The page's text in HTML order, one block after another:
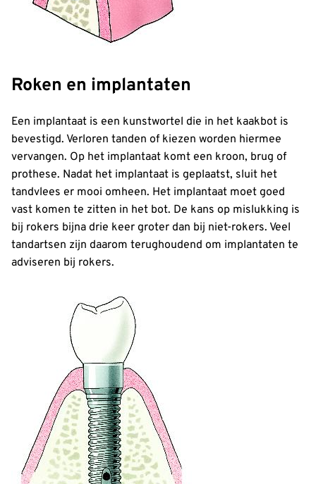
Roken en implantaten
Een implantaat is een kunstwortel die in het kaakbot is
bevestigd. Verloren tanden of kiezen worden hiermee
vervangen. Op het implantaat komt een kroon, brug of
prothese. Nadat het implantaat is geplaatst, sluit het
tandvlees er mooi omheen. Het implantaat moet goed
vast komen te zitten in het bot. De kans op mislukking is
bij rokers bijna drie keer groter dan bij niet-rokers. Veel
tandartsen zijn daarom terughoudend om implantaten te
adviseren bij rokers.